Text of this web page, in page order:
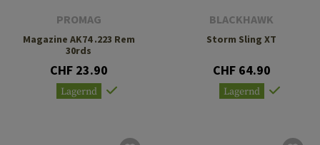
PROMAG
Magazine AK74 .223 Rem
30rds
CHF 23.90
Lagernd
BLACKHAWK
Storm Sling XT
CHF 64.90
Lagernd